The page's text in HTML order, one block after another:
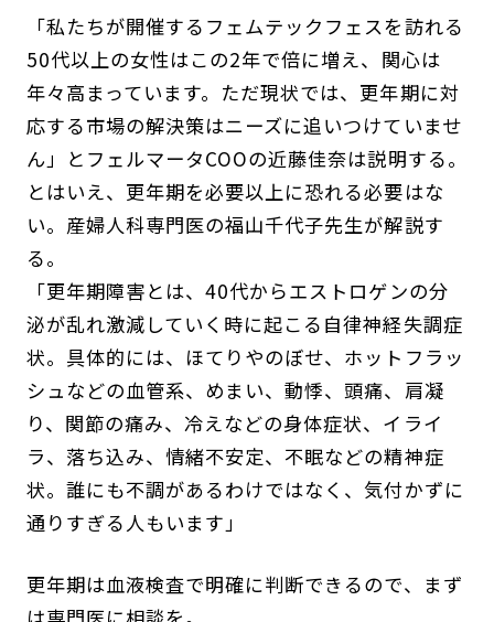
「私たちが開催するフェムテックフェスを訪れる
50代以上の女性はこの2年で倍に増え、関心は
年々高まっています。ただ現状では、更年期に対
応する市場の解決策はニーズに追いつけていませ
ん」とフェルマータCOOの近藤佳奈は説明する。
とはいえ、更年期を必要以上に恐れる必要はな
い。産婦人科専門医の福山千代子先生が解説す
る。
「更年期障害とは、40代からエストロゲンの分
泌が乱れ激減していく時に起こる自律神経失調症
状。具体的には、ほてりやのぼせ、ホットフラッ
シュなどの血管系、めまい、動悸、頭痛、肩凝
り、関節の痛み、冷えなどの身体症状、イライ
ラ、落ち込み、情緒不安定、不眠などの精神症
状。誰にも不調があるわけではなく、気付かずに
通りすぎる人もいます」
更年期は血液検査で明確に判断できるので、まず